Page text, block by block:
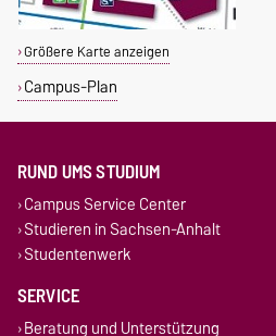
Größere Karte anzeigen
Campus-Plan
RUND UMS STUDIUM
Campus Service Center
Studieren in Sachsen-Anhalt
Studentenwerk
SERVICE
Beratung und Unterstützung